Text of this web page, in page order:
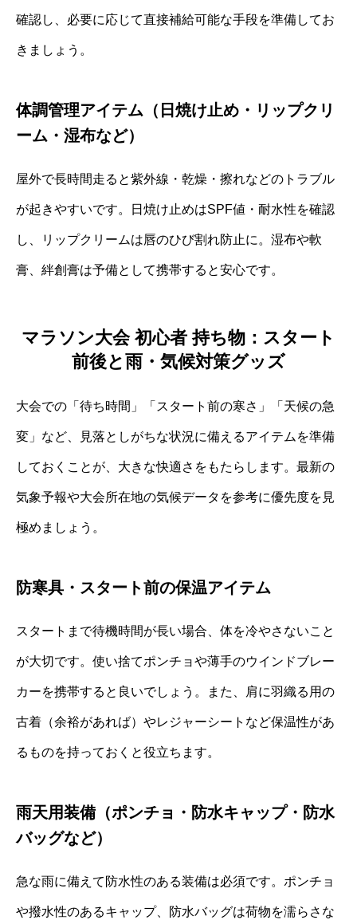
確認し、必要に応じて直接補給可能な手段を準備してお
きましょう。
体調管理アイテム（日焼け止め・リップクリ
ーム・湿布など）
屋外で長時間走ると紫外線・乾燥・擦れなどのトラブル
が起きやすいです。日焼け止めはSPF値・耐水性を確認
し、リップクリームは唇のひび割れ防止に。湿布や軟
膏、絆創膏は予備として携帯すると安心です。
マラソン大会 初心者 持ち物：スタート
前後と雨・気候対策グッズ
大会での「待ち時間」「スタート前の寒さ」「天候の急
変」など、見落としがちな状況に備えるアイテムを準備
しておくことが、大きな快適さをもたらします。最新の
気象予報や大会所在地の気候データを参考に優先度を見
極めましょう。
防寒具・スタート前の保温アイテム
スタートまで待機時間が長い場合、体を冷やさないこと
が大切です。使い捨てポンチョや薄手のウインドブレー
カーを携帯すると良いでしょう。また、肩に羽織る用の
古着（余裕があれば）やレジャーシートなど保温性があ
るものを持っておくと役立ちます。
雨天用装備（ポンチョ・防水キャップ・防水
バッグなど）
急な雨に備えて防水性のある装備は必須です。ポンチョ
や撥水性のあるキャップ、防水バッグは荷物を濡らさな